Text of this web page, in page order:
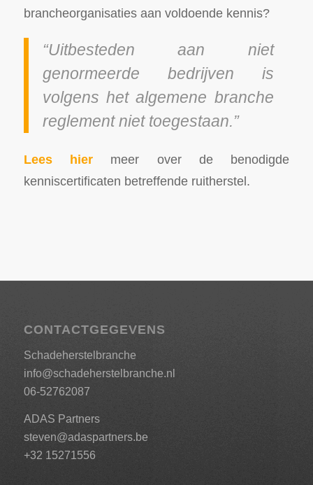
brancheorganisaties aan voldoende kennis?
“Uitbesteden aan niet
genormeerde bedrijven is
volgens het algemene branche
reglement niet toegestaan.”
Lees hiermeer over de benodigde
kenniscertificaten betreffende ruitherstel.
CONTACTGEGEVENS
Schadeherstelbranche
info@schadeherstelbranche.nl
06-52762087
ADAS Partners
steven@adaspartners.be
+32 15271556